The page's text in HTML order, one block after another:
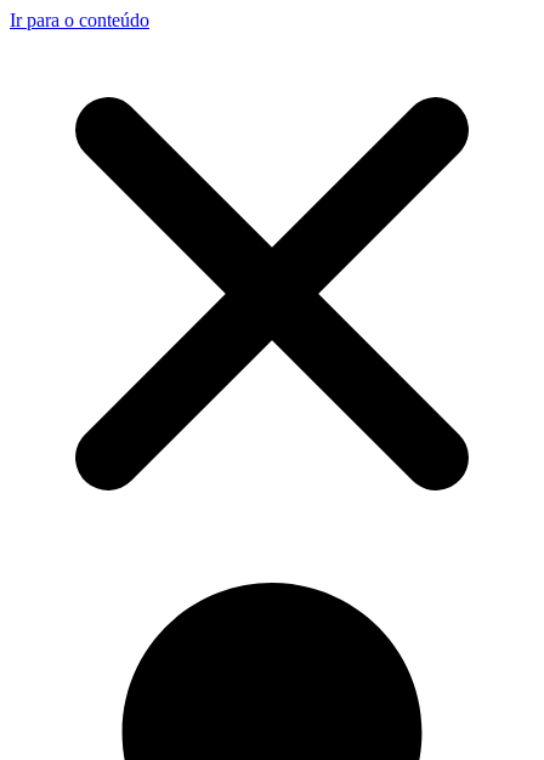
Ir para o conteúdo